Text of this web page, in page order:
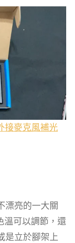
接麥克風補光
漂亮的一大關
溫可以調節，還
是立於腳架上